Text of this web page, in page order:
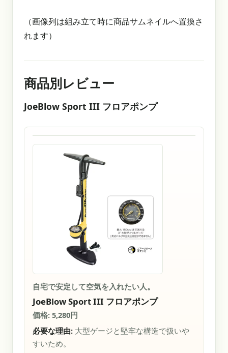
（画像列は組み立て時に商品サムネイルへ置換さ
れます）
商品別レビュー
JoeBlow Sport III フロアポンプ
自宅で安定して空気を入れたい人。
JoeBlow Sport III フロアポンプ
価格: 5,280円
必要な理由: 大型ゲージと堅牢な構造で扱いや
すいため。